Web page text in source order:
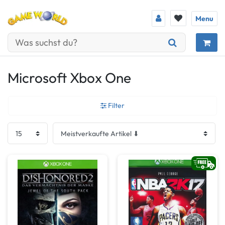
Menu
Microsoft Xbox One
Filter